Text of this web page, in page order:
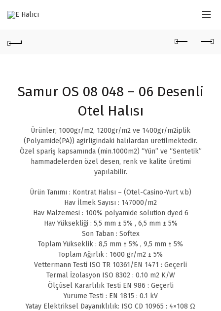
Samur OS 08 048 – 06 Desenli
Otel Halısı
Ürünler; 1000gr/m2, 1200gr/m2 ve 1400gr/m2iplik
(Polyamide(PA)) agirligindaki halılardan üretilmektedir.
Özel spariş kapsamında (min.1000m2) “Yün” ve “Sentetik”
hammadelerden özel desen, renk ve kalite üretimi
yapılabilir.
Ürün Tanımı : Kontrat Halısı – (Otel-Casino-Yurt v.b)
Hav İlmek Sayısı : 147000/m2
Hav Malzemesi : 100% polyamide solution dyed 6
Hav Yüksekliği : 5,5 mm ± 5% , 6,5 mm ± 5%
Son Taban : Softex
Toplam Yükseklik : 8,5 mm ± 5% , 9,5 mm ± 5%
Toplam Ağırlık : 1600 gr/m2 ± 5%
Vettermann Testi ISO TR 10361/EN 1471 : Geçerli
Termal İzolasyon ISO 8302 : 0.10 m2 K/W
Ölçüsel Kararlılık Testi EN 986 : Geçerli
Yürüme Testi : EN 1815 : 0.1 kV
Yatay Elektriksel Dayanıklılık: ISO CD 10965 : 4×108 Ω